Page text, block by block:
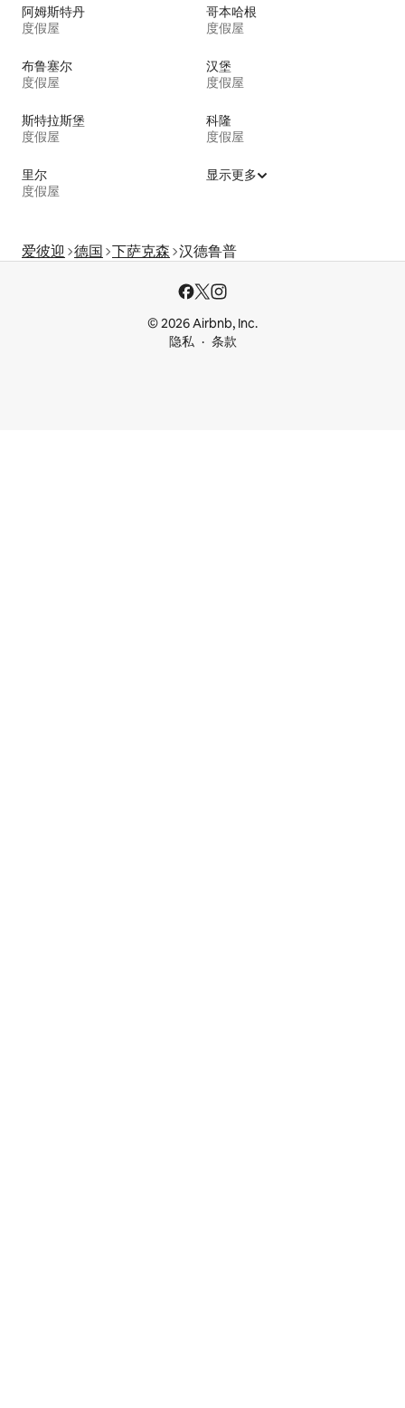
阿姆斯特丹
度假屋
哥本哈根
度假屋
布鲁塞尔
度假屋
汉堡
度假屋
斯特拉斯堡
度假屋
科隆
度假屋
里尔
度假屋
显示更多
爱彼迎 德国 下萨克森 汉德鲁普
© 2026 Airbnb, Inc.
隐私
条款